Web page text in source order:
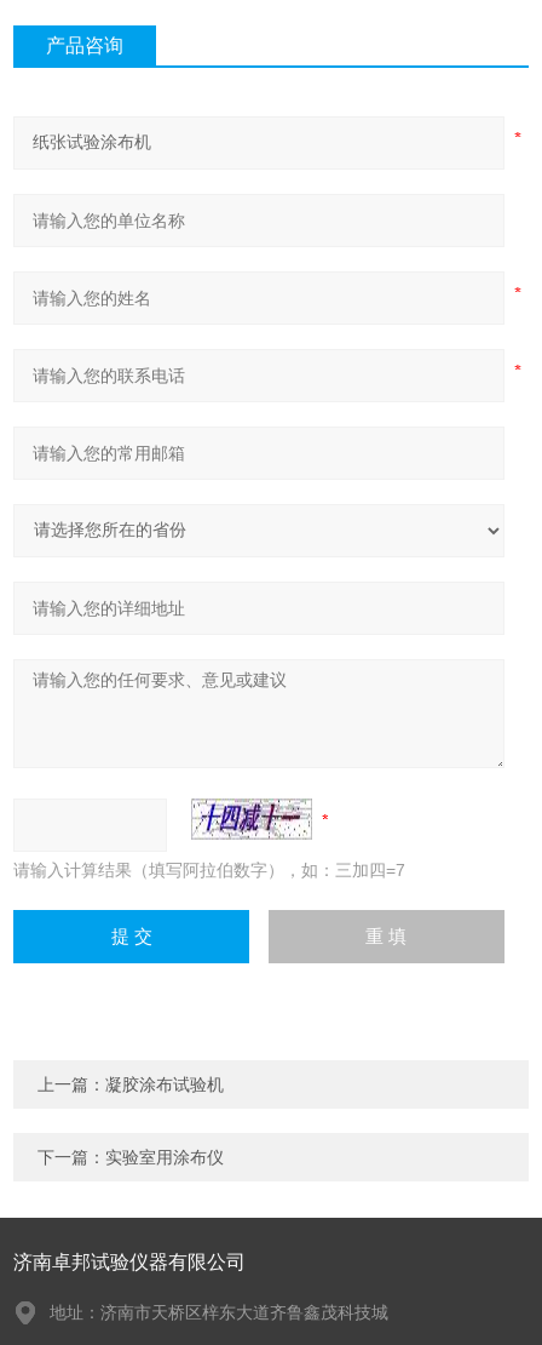
产品咨询
请输入计算结果（填写阿拉伯数字），如：三加四=7
上一篇：凝胶涂布试验机
下一篇： 实验室用涂布仪
济南卓邦试验仪器有限公司
地址：济南市天桥区梓东大道齐鲁鑫茂科技城